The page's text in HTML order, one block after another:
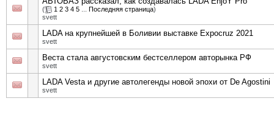
( 1 2 3 4 5 Последняя страница)
svett
LADA на крупнейшей в Боливии выставке Expocruz 2021
svett
Веста стала августовским бестселлером авторынка РФ
svett
LADA Vesta и другие автолегенды новой эпохи от De Agostini
svett